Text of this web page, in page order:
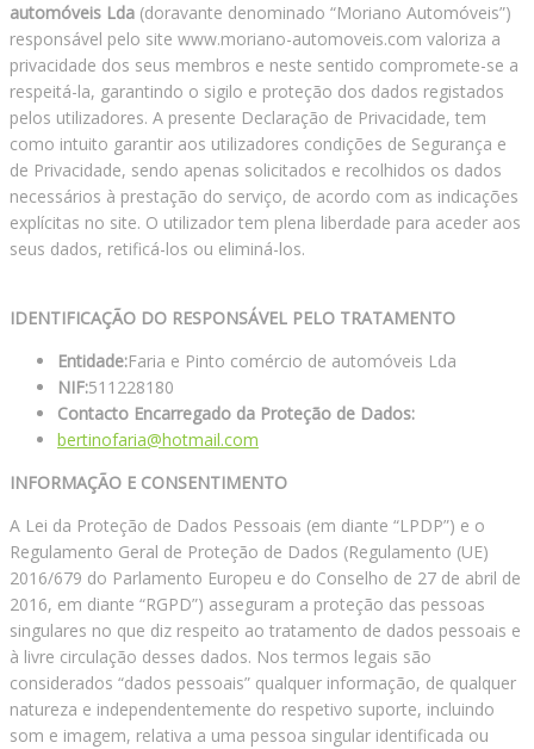
automóveis Lda (doravante denominado “Moriano Automóveis”)
responsável pelo site www.moriano-automoveis.com valoriza a
privacidade dos seus membros e neste sentido compromete-se a
respeitá-la, garantindo o sigilo e proteção dos dados registados
pelos utilizadores. A presente Declaração de Privacidade, tem
como intuito garantir aos utilizadores condições de Segurança e
de Privacidade, sendo apenas solicitados e recolhidos os dados
necessários à prestação do serviço, de acordo com as indicações
explícitas no site. O utilizador tem plena liberdade para aceder aos
seus dados, retificá-los ou eliminá-los.
IDENTIFICAÇÃO DO RESPONSÁVEL PELO TRATAMENTO
Entidade:Faria e Pinto comércio de automóveis Lda
NIF:511228180
Contacto Encarregado da Proteção de Dados:
bertinofaria@hotmail.com
INFORMAÇÃO E CONSENTIMENTO
A Lei da Proteção de Dados Pessoais (em diante “LPDP”) e o
Regulamento Geral de Proteção de Dados (Regulamento (UE)
2016/679 do Parlamento Europeu e do Conselho de 27 de abril de
2016, em diante “RGPD”) asseguram a proteção das pessoas
singulares no que diz respeito ao tratamento de dados pessoais e
à livre circulação desses dados. Nos termos legais são
considerados “dados pessoais” qualquer informação, de qualquer
natureza e independentemente do respetivo suporte, incluindo
som e imagem, relativa a uma pessoa singular identificada ou